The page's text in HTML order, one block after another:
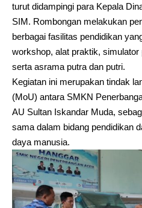
turut didampingi para Kepala
SIM. Rombongan melakukan
berbagai fasilitas pendidikan
workshop, alat praktik,
serta asrama putra dan putri.
Kegiatan ini merupakan tindak
(MoU) antara SMKN
AU Sultan Iskandar Muda,
sama dalam bidang pendidikan
daya manusia.